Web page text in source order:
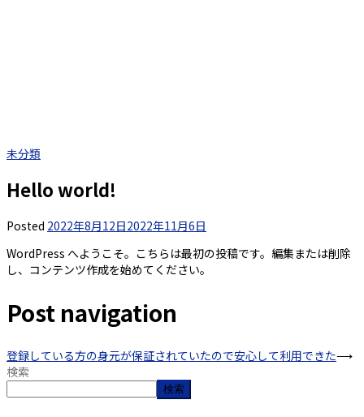
未分類
Hello world!
Posted 2022年8月12日2022年11月6日
WordPress へようこそ。こちらは最初の投稿です。編集または削除
し、コンテンツ作成を始めてください。
Post navigation
登録している方の身元が保証されていたので安心して利用できた⟶
検索
検索